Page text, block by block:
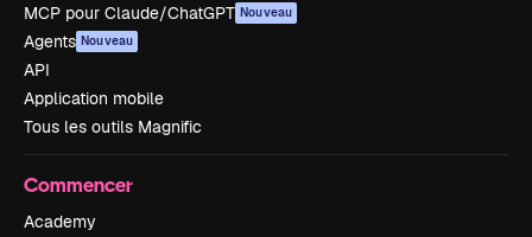
MCP pour Claude/ChatGPT Nouveau
Agents Nouveau
API
Application mobile
Tous les outils Magnific
Commencer
Academy